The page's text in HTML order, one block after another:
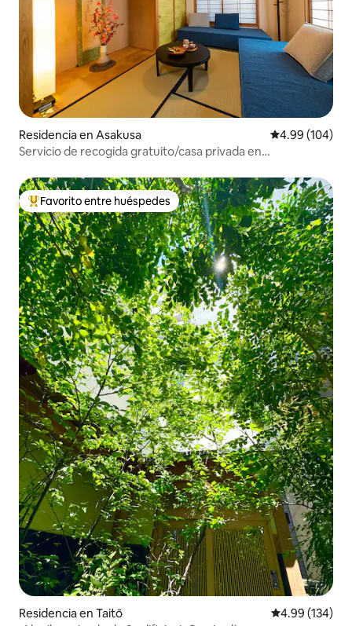
Residencia en Asakusa Calificación
4.99 (104)
Servicio de recogida gratuito/casa privada en
De los mejores en Favorito entre huéspedes
Favorito entre huéspedes
Residencia en Taitō Calificación
4.99 (134)